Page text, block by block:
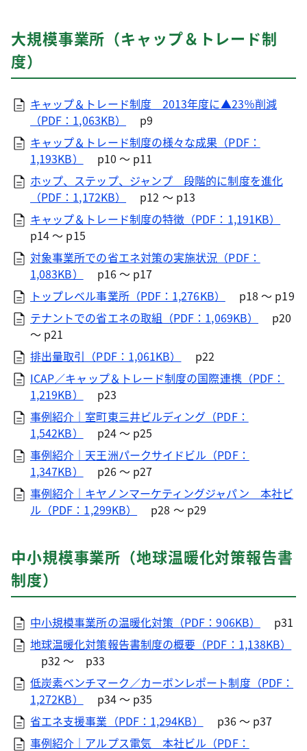
大規模事業所（キャップ＆トレード制
度）
キャップ＆トレード制度 2013年度に▲23％削減
（PDF：1,063KB）
p9
キャップ＆トレード制度の様々な成果（PDF：
1,193KB）
p10 ～ p11
ホップ、ステップ、ジャンプ 段階的に制度を進化
（PDF：1,172KB）
p12 ～ p13
キャップ＆トレード制度の特徴（PDF：1,191KB）
p14 ～ p15
対象事業所での省エネ対策の実施状況（PDF：
1,083KB）
p16 ～ p17
トップレベル事業所（PDF：1,276KB）
p18 ～ p19
テナントでの省エネの取組（PDF：1,069KB）
p20
～ p21
排出量取引（PDF：1,061KB）
p22
ICAP／キャップ＆トレード制度の国際連携（PDF：
1,219KB）
p23
事例紹介｜室町東三井ビルディング（PDF：
1,542KB）
p24 ～ p25
事例紹介｜天王洲パークサイドビル（PDF：
1,347KB）
p26 ～ p27
事例紹介｜キヤノンマーケティングジャパン 本社ビ
ル（PDF：1,299KB）
p28 ～ p29
中小規模事業所（地球温暖化対策報告書
制度）
中小規模事業所の温暖化対策（PDF：906KB）
p31
地球温暖化対策報告書制度の概要（PDF：1,138KB）
p32 ～ p33
低炭素ベンチマーク／カーボンレポート制度（PDF：
1,272KB）
p34 ～ p35
省エネ支援事業（PDF：1,294KB）
p36 ～ p37
事例紹介｜アルプス電気 本社ビル（PDF：